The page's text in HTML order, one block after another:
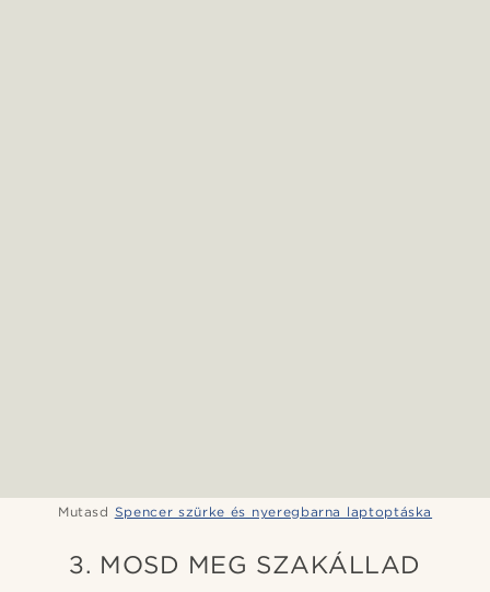
Mutasd Spencer szürke és nyeregbarna laptoptáska
3. MOSD MEG SZAKÁLLAD